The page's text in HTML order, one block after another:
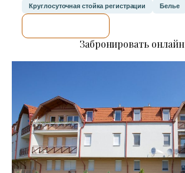
Круглосуточная стойка регистрации Белье
Забронировать онлайн